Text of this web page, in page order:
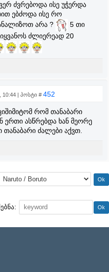
ძვრებოდა ისე უჭერდა
ებძოდა ისე რო
არა ?
5 თი
ძლიერეად 20
10:44 | პოსტი # 452
რომ თანაბარი
ერთი ასწრებდა ხან მეორე
ძალები აქვთ.